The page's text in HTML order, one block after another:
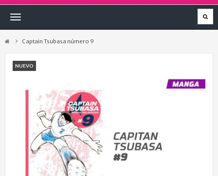
Navegación
Captain Tsubasa número 9
NUEVO